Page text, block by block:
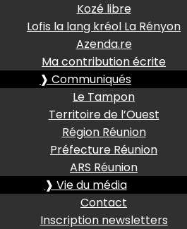
Kozé libre
Lofis la lang kréol La Rényon
Azenda.re
Ma contribution écrite
❱ Communiqués
Le Tampon
Territoire de l’Ouest
Région Réunion
Préfecture Réunion
ARS Réunion
❱ Vie du média
Contact
Inscription newsletters